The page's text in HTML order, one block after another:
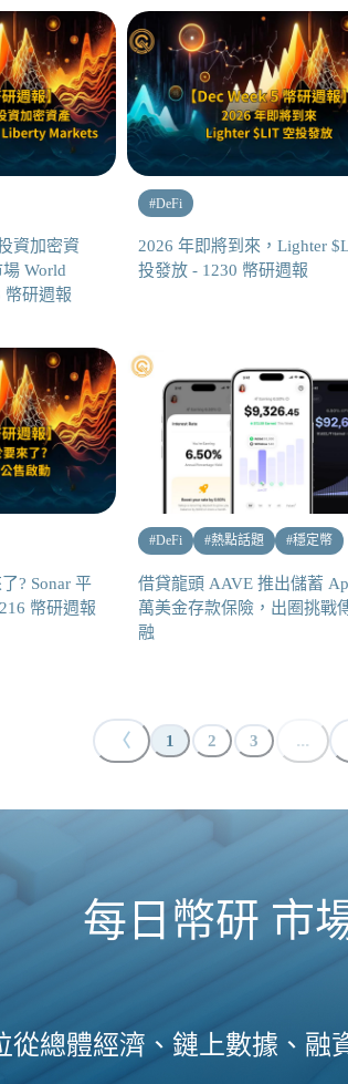
資加密資
World
幣研週報
#DeFi
2026 年即將到來，Lighter
投發放 - 1230 幣研週報
? Sonar 平
幣研週報
#DeFi #熱點話題 #穩定幣
借貸龍頭 AAVE 推出儲蓄
萬美金存款保險，出圈挑戰
融
〈 1 2 3 ...
每日幣研 市
從總體經濟、鏈上數據、融